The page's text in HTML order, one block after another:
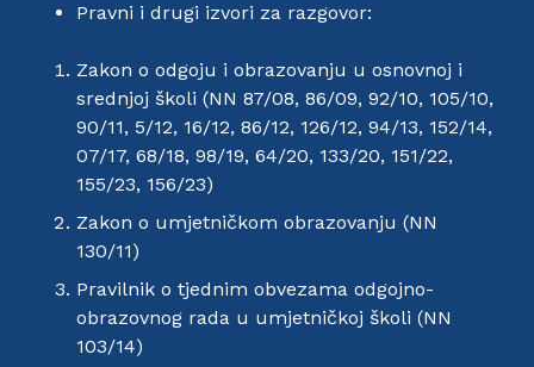
Pravni i drugi izvori za razgovor:
Zakon o odgoju i obrazovanju u osnovnoj i
srednjoj školi (NN 87/08, 86/09, 92/10, 105/10,
90/11, 5/12, 16/12, 86/12, 126/12, 94/13, 152/14,
07/17, 68/18, 98/19, 64/20, 133/20, 151/22,
155/23, 156/23)
Zakon o umjetničkom obrazovanju (NN
130/11)
Pravilnik o tjednim obvezama odgojno-
obrazovnog rada u umjetničkoj školi (NN
103/14)